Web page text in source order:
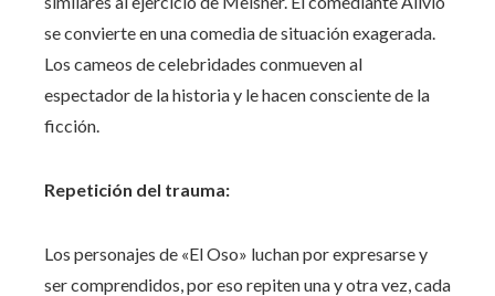
se convierte en una comedia de situación exagerada.
Los cameos de celebridades conmueven al
espectador de la historia y le hacen consciente de la
ficción.
Repetición del trauma:
Los personajes de «El Oso» luchan por expresarse y
ser comprendidos, por eso repiten una y otra vez, cada